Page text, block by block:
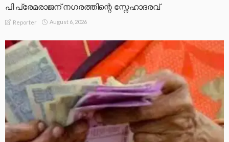
പി പ്രേമരാജന് നഗരത്തിന്റെ സ്നേഹാദരവ്
Reporter August 6, 2026